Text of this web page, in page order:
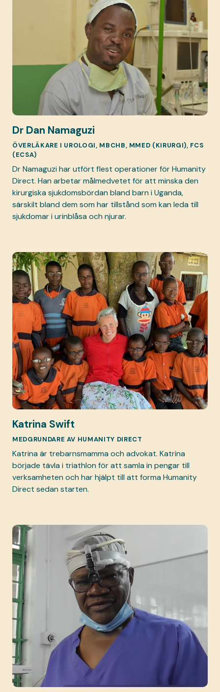
Dr Dan Namaguzi
ÖVERLÄKARE I UROLOGI, MBCHB, MMED (KIRURGI), FCS
(ECSA)
Dr Namaguzi har utfört flest operationer för Humanity
Direct. Han arbetar målmedvetet för att minska den
kirurgiska sjukdomsbördan bland barn i Uganda,
särskilt bland dem som har tillstånd som kan leda till
sjukdomar i urinblåsa och njurar.
Katrina Swift
MEDGRUNDARE AV HUMANITY DIRECT
Katrina är trebarnsmamma och advokat. Katrina
började tävla i triathlon för att samla in pengar till
verksamheten och har hjälpt till att forma Humanity
Direct sedan starten.